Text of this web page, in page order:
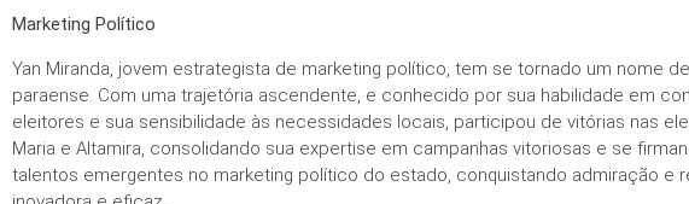
Marketing Político
Yan Miranda, jovem estrategista de marketing político, tem se tornado um nome
paraense. Com uma trajetória ascendente, e conhecido por sua habilidade em
eleitores e sua sensibilidade às necessidades locais, participou de vitórias nas
Maria e Altamira, consolidando sua expertise em campanhas vitoriosas e se
talentos emergentes no marketing político do estado, conquistando admiração e